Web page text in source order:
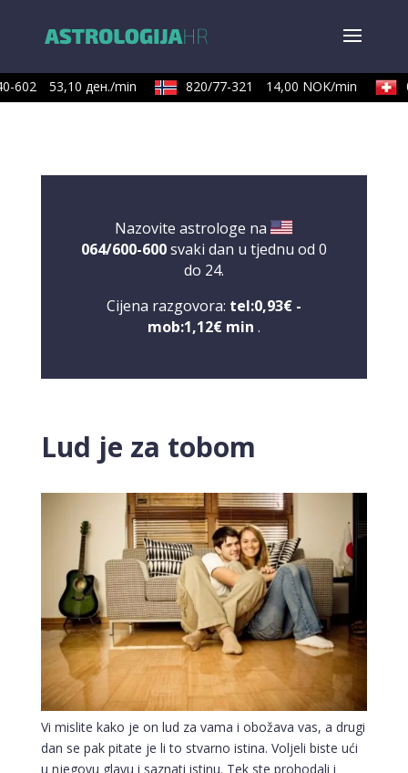
602 53,10 ден./min 820/77-321 14,00 NOK/min
Nazovite astrologe na
064/600-600svaki dan u tjednu od 0
do 24.
Cijena razgovora: tel:0,93€ -
mob:1,12€ min .
Lud je za tobom
Vi mislite kako je on lud za vama i obožava vas, a drugi
dan se pak pitate je li to stvarno istina. Voljeli biste ući
u njegovu glavu i saznati istinu. Tek ste prohodali i